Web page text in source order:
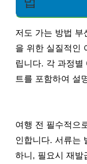
저도 가는 방법 부
을 위한 실질적인
립니다. 각 과정별
트를 포함하여 설
여행 전 필수적으
인합니다. 서류는
하니, 필요시 재발